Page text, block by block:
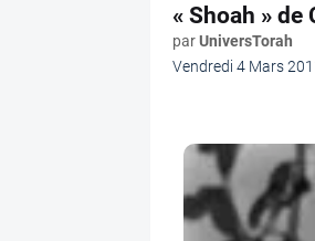
« Shoah »
parUniversTorah
Vendredi 4 Mars